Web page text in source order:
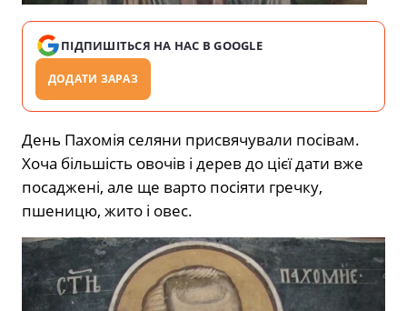
ПІДПИШІТЬСЯ НА НАС В GOOGLE
ДОДАТИ ЗАРАЗ
День Пахомія селяни присвячували посівам.
Хоча більшість овочів і дерев до цієї дати вже
посаджені, але ще варто посіяти гречку,
пшеницю, жито і овес.